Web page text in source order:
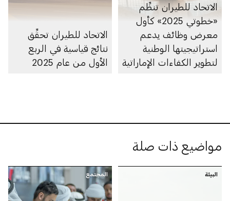
الاتحاد للطيران تنظِّم
«خطوتي 2025» كأول
معرض وظائف يدعم
استراتيجيتها الوطنية
لتطوير الكفاءات الإماراتية
الاتحاد للطيران تحقِّق
نتائج قياسية في الربع
الأول من عام 2025
مواضيع ذات صلة
البيئة المجتمع